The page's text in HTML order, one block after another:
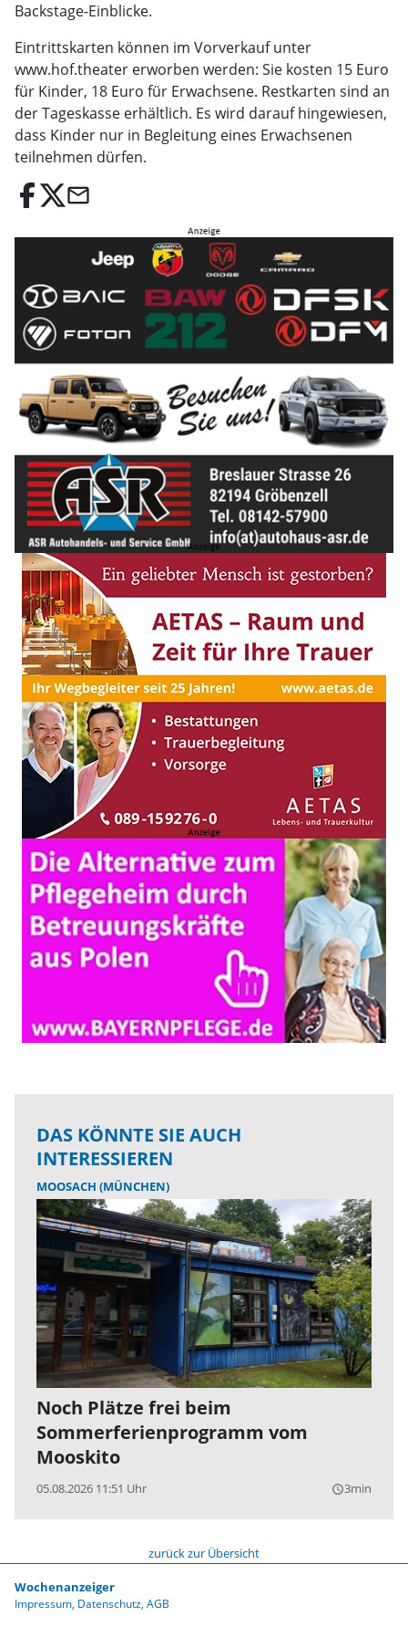
Backstage-Einblicke.
Eintrittskarten können im Vorverkauf unter
www.hof.theater erworben werden: Sie kosten 15 Euro
für Kinder, 18 Euro für Erwachsene. Restkarten sind an
der Tageskasse erhältlich. Es wird darauf hingewiesen,
dass Kinder nur in Begleitung eines Erwachsenen
teilnehmen dürfen.
email
DAS KÖNNTE SIE AUCH
INTERESSIEREN
MOOSACH (MÜNCHEN)
Noch Plätze frei beim
Sommerferienprogramm vom
Mooskito
05.08.2026 11:51 Uhr query_builder3min
zurück zur Übersicht
Wochenanzeiger
Impressum Datenschutz AGB